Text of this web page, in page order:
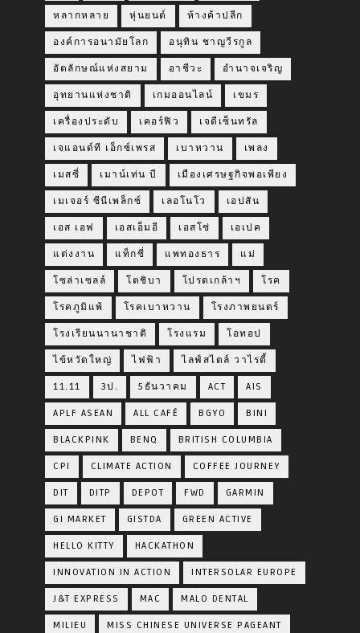
หลากหลาย หุ่นยนต์ ห้างค้าปลีก
องค์การอนามัยโลก อนุทิน ชาญวีรกูล
อัตลักษณ์แห่งสยาม อาชีวะ อำนาจเจริญ
อุทยานแห่งชาติ เกมออนไลน์ เขมร
เครื่องประดับ เคอร์ฟิว เจดีเซ็นทรัล
เจแอนด์ที เอ็กซ์เพรส เบาหวาน เพลง
เมสซี่ เมาน์เท่น บี เมืองเศรษฐกิจพอเพียง
เมเจอร์ ซีนีเพล็กซ์ เลอโนโว เอปสัน
เอส เอฟ เอสเอ็มอี เอสโซ่ เอเปค
แต่งงาน แท็กซี่ แพทองธาร แม่
โซล่าเซลล์ โตชิบา โปรดเกล้าฯ โรค
โรคภูมิแพ้ โรคเบาหวาน โรงภาพยนตร์
โรงเรียนนานาชาติ โรงแรม โอทอป
ไข้หวัดใหญ่ ไฟฟ้า ไลฟ์สไตล์ วาไรตี้
11.11 3ป. 5ธันวาคม ACT AIS
APLF ASEAN ALL CAFÉ BGYO BINI
BLACKPINK BENQ BRITISH COLUMBIA
CPI CLIMATE ACTION COFFEE JOURNEY
DIT DITP DEPOT FWD GARMIN
GI MARKET GISTDA GREEN ACTIVE
HELLO KITTY HACKATHON
INNOVATION IN ACTION INTERSOLAR EUROPE
J&T EXPRESS MAC MALO DENTAL
MILIEU MISS CHINESE UNIVERSE PAGEANT